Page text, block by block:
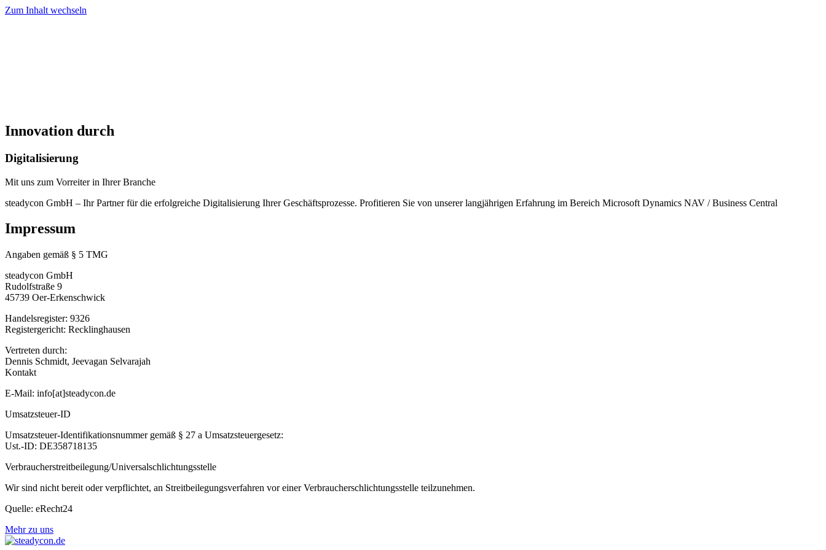
Zum Inhalt wechseln
Innovation durch
Digitalisierung
Mit uns zum Vorreiter in Ihrer Branche
steadycon GmbH – Ihr Partner für die erfolgreiche Digitalisierung Ihrer Geschäftsprozesse. Profitieren Sie von unserer langjährigen Erfahrung im Bereich Microsoft Dynamics NAV / Business Central
Impressum
Angaben gemäß § 5 TMG
steadycon GmbH
Rudolfstraße 9
45739 Oer-Erkenschwick
Handelsregister: 9326
Registergericht: Recklinghausen
Vertreten durch:
Dennis Schmidt, Jeevagan Selvarajah
Kontakt
E-Mail: info[at]steadycon.de
Umsatzsteuer-ID
Umsatzsteuer-Identifikationsnummer gemäß § 27 a Umsatzsteuergesetz:
Ust.-ID: DE358718135
Verbraucher­streit­beilegung/Universal­schlichtungs­stelle
Wir sind nicht bereit oder verpflichtet, an Streitbeilegungsverfahren vor einer Verbraucherschlichtungsstelle teilzunehmen.
Quelle: eRecht24
Mehr zu uns